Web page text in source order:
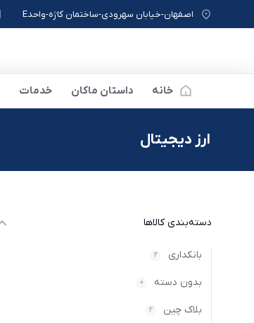
اصفهان-خیابان سهرودی-ساختمان کاژه-واحدE
خانه داستان ماکان خدمات
ارز دیجیتال
دسته‌بندی کالاها
بانکداری 2
بدون دسته‌ 0
بلاک چین 2